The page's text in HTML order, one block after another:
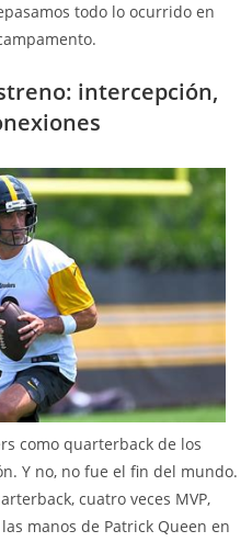
todo lo ocurrido en
intercepción,
como quarterback de los
Y no, no fue el fin del mundo.
cuatro veces MVP,
manos de Patrick Queen en